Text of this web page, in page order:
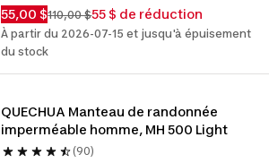
55,00 $110,00 $55 $ de réduction
À partir du 2026-07-15 et jusqu'à épuisement
du stock
QUECHUA Manteau de randonnée
imperméable homme, MH 500 Light
(90)